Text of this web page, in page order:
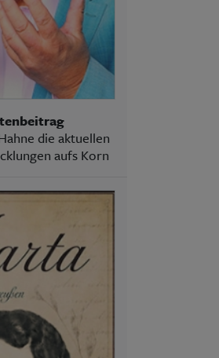
die aktuellen
aufs Korn